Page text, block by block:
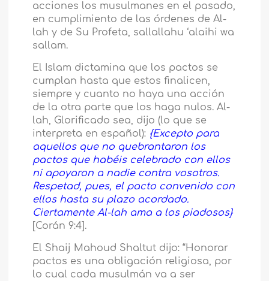
acciones los musulmanes en el pasado,
en cumplimiento de las órdenes de Al-
lah y de Su Profeta, sallallahu ‘alaihi wa
sallam.
El Islam dictamina que los pactos se
cumplan hasta que estos finalicen,
siempre y cuanto no haya una acción
de la otra parte que los haga nulos. Al-
lah, Glorificado sea, dijo (lo que se
interpreta en español): {Excepto para
aquellos que no quebrantaron los
pactos que habéis celebrado con ellos
ni apoyaron a nadie contra vosotros.
Respetad, pues, el pacto convenido con
ellos hasta su plazo acordado.
Ciertamente Al-lah ama a los piadosos}
[Corán 9:4].
El Shaij Mahoud Shaltut dijo: “Honorar
pactos es una obligación religiosa, por
lo cual cada musulmán va a ser